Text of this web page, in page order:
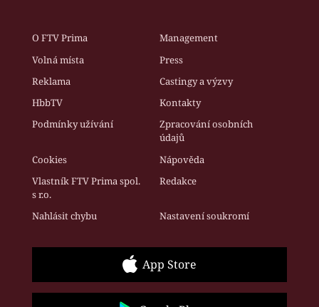
O FTV Prima
Management
Volná místa
Press
Reklama
Castingy a výzvy
HbbTV
Kontakty
Podmínky užívání
Zpracování osobních
údajů
Cookies
Nápověda
Vlastník FTV Prima spol.
s r.o.
Redakce
Nahlásit chybu Nastavení soukromí
App Store